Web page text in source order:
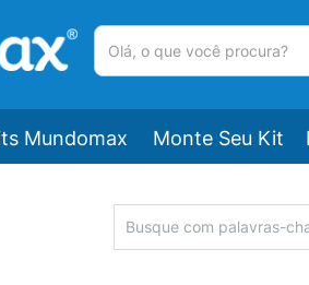
Mundomax Monte Seu Kit